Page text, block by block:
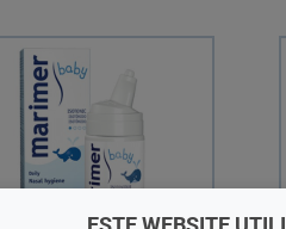
ESTE WEBSITE